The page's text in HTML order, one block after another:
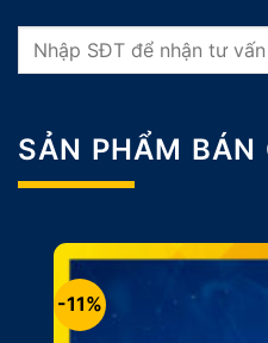
SẢN PHẨM BÁN
-11%